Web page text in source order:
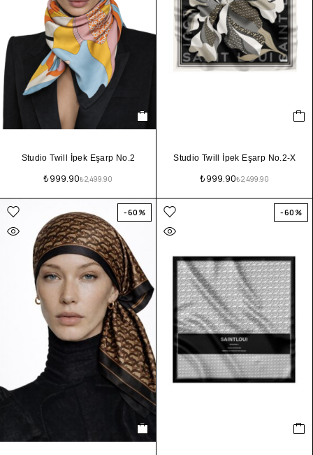
Studio Twill İpek Eşarp No.2
₺2,499.90
₺999.90
Studio Twill İpek Eşarp No.2-X
₺2,499.90
₺999.90
-60% -60%